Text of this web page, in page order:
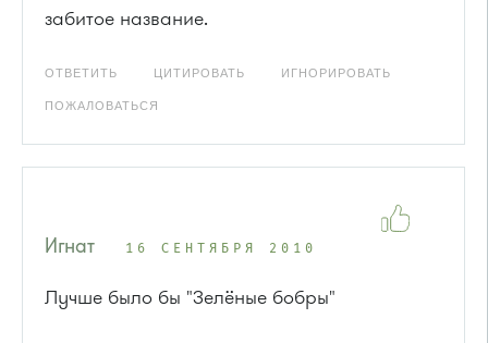
забитое название.
ОТВЕТИТЬ ЦИТИРОВАТЬ ИГНОРИРОВАТЬ
ПОЖАЛОВАТЬСЯ
Игнат 16 СЕНТЯБРЯ 2010
Лучше было бы "Зелёные бобры"